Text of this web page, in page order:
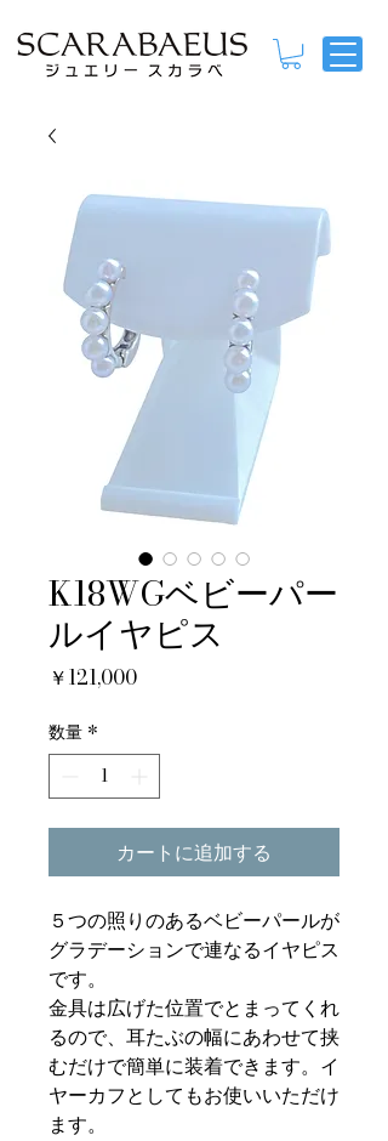
K18WGベビーパー
ルイヤピス
￥121,000価
数量 *
カートに追加する
５つの照りのあるベビーパールが
グラデーションで連なるイヤピス
です。
金具は広げた位置でとまってくれ
るので、耳たぶの幅にあわせて挟
むだけで簡単に装着できます。イ
ヤーカフとしてもお使いいただけ
ます。